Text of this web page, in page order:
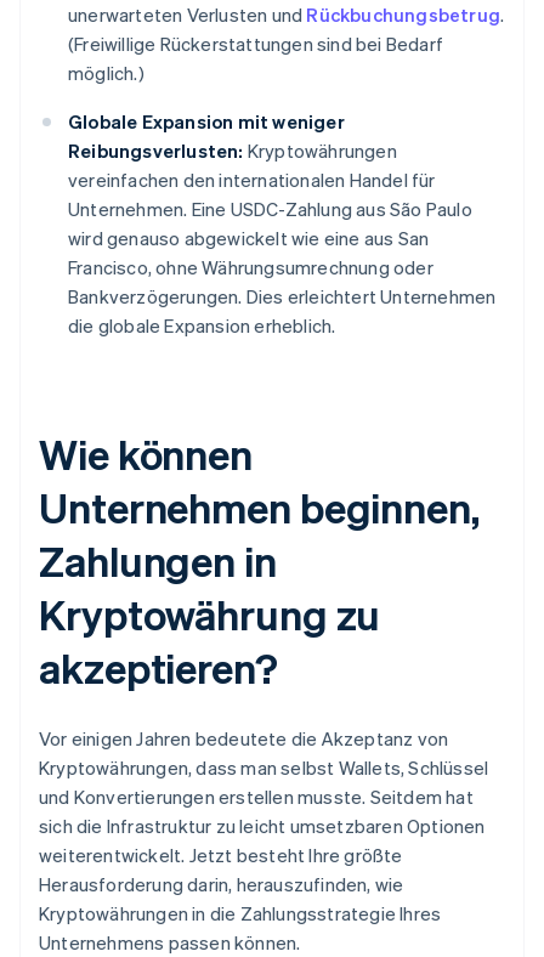
unerwarteten Verlusten und Rückbuchungsbetrug.
(Freiwillige Rückerstattungen sind bei Bedarf
möglich.)
Globale Expansion mit weniger
Reibungsverlusten: Kryptowährungen
vereinfachen den internationalen Handel für
Unternehmen. Eine USDC-Zahlung aus São Paulo
wird genauso abgewickelt wie eine aus San
Francisco, ohne Währungsumrechnung oder
Bankverzögerungen. Dies erleichtert Unternehmen
die globale Expansion erheblich.
Wie können
Unternehmen beginnen,
Zahlungen in
Kryptowährung zu
akzeptieren?
Vor einigen Jahren bedeutete die Akzeptanz von
Kryptowährungen, dass man selbst Wallets, Schlüssel
und Konvertierungen erstellen musste. Seitdem hat
sich die Infrastruktur zu leicht umsetzbaren Optionen
weiterentwickelt. Jetzt besteht Ihre größte
Herausforderung darin, herauszufinden, wie
Kryptowährungen in die Zahlungsstrategie Ihres
Unternehmens passen können.